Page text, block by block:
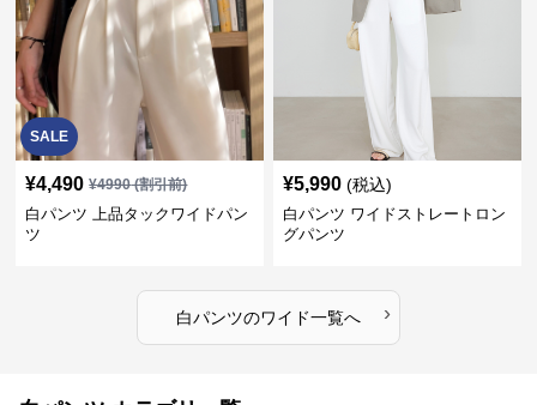
SALE
¥4,490 ¥4990(割引前)
白パンツ 上品タックワイドパン
ツ
¥5,990 (税込)
白パンツ ワイドストレートロン
グパンツ
白パンツのワイド一覧へ ›